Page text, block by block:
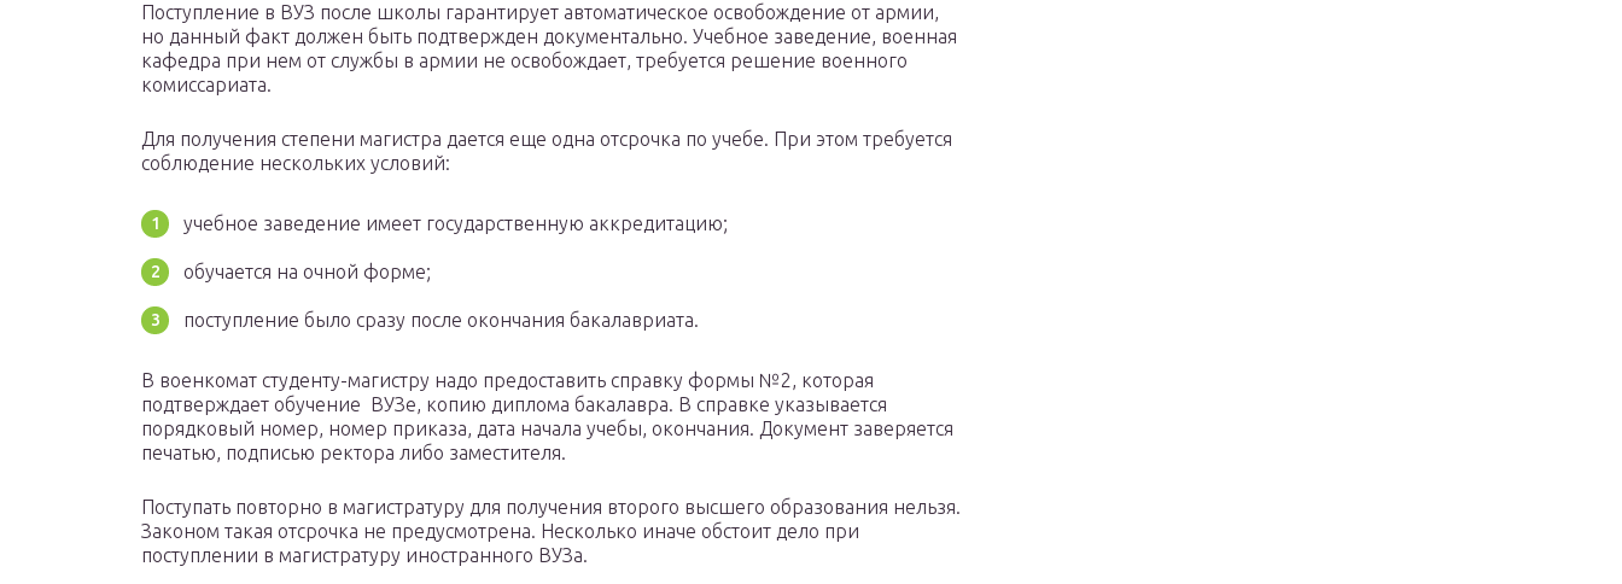
Поступление в ВУЗ после школы гарантирует автоматическое освобождение от армии,
но данный факт должен быть подтвержден документально. Учебное заведение, военная
кафедра при нем от службы в армии не освобождает, требуется решение военного
комиссариата.
Для получения степени магистра дается еще одна отсрочка по учебе. При этом требуется
соблюдение нескольких условий:
учебное заведение имеет государственную аккредитацию;
обучается на очной форме;
поступление было сразу после окончания бакалавриата.
В военкомат студенту-магистру надо предоставить справку формы №2, которая
подтверждает обучение ВУЗе, копию диплома бакалавра. В справке указывается
порядковый номер, номер приказа, дата начала учебы, окончания. Документ заверяется
печатью, подписью ректора либо заместителя.
Поступать повторно в магистратуру для получения второго высшего образования нельзя.
Законом такая отсрочка не предусмотрена. Несколько иначе обстоит дело при
поступлении в магистратуру иностранного ВУЗа.